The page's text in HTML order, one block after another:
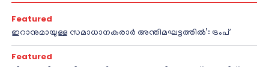
Featured
ഇറാനുമായുള്ള സമാധാനകരാർ അന്തിമഘട്ടത്തിൽ‌’: ട്രംപ്
Featured